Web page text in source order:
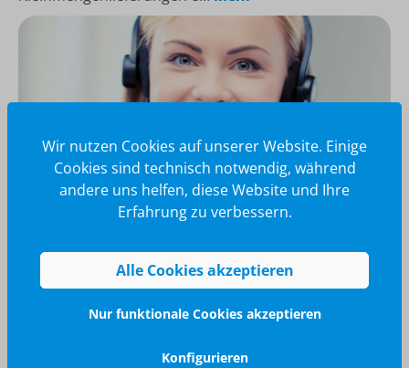
Wir glänzen für Sie
040 / 570 18 25 70
info@brilliant-promotion.com
Wir nutzen Cookies auf unserer Website. Einige
Cookies sind technisch notwendig, während
andere uns helfen, diese Website und Ihre
Erfahrung zu verbessern.
Alle Cookies akzeptieren
Nur funktionale Cookies akzeptieren
Konfigurieren